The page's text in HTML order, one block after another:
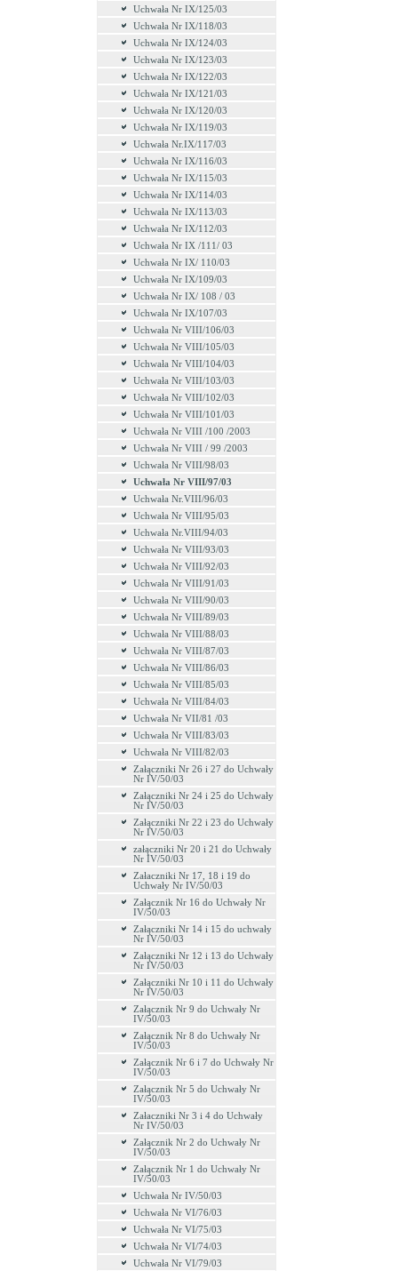
Uchwała Nr IX/125/03
Uchwała Nr IX/118/03
Uchwała Nr IX/124/03
Uchwała Nr IX/123/03
Uchwała Nr IX/122/03
Uchwała Nr IX/121/03
Uchwała Nr IX/120/03
Uchwała Nr IX/119/03
Uchwała Nr.IX/117/03
Uchwała Nr IX/116/03
Uchwała Nr IX/115/03
Uchwała Nr IX/114/03
Uchwała Nr IX/113/03
Uchwała Nr IX/112/03
Uchwała Nr IX /111/ 03
Uchwała Nr IX/ 110/03
Uchwała Nr IX/109/03
Uchwała Nr IX/ 108 / 03
Uchwała Nr IX/107/03
Uchwała Nr VIII/106/03
Uchwała Nr VIII/105/03
Uchwała Nr VIII/104/03
Uchwała Nr VIII/103/03
Uchwała Nr VIII/102/03
Uchwała Nr VIII/101/03
Uchwała Nr VIII /100 /2003
Uchwała Nr VIII / 99 /2003
Uchwała Nr VIII/98/03
Uchwała Nr VIII/97/03
Uchwała Nr.VIII/96/03
Uchwała Nr VIII/95/03
Uchwała Nr.VIII/94/03
Uchwała Nr VIII/93/03
Uchwała Nr VIII/92/03
Uchwała Nr VIII/91/03
Uchwała Nr VIII/90/03
Uchwała Nr VIII/89/03
Uchwała Nr VIII/88/03
Uchwała Nr VIII/87/03
Uchwała Nr VIII/86/03
Uchwała Nr VIII/85/03
Uchwała Nr VIII/84/03
Uchwała Nr VII/81 /03
Uchwała Nr VIII/83/03
Uchwała Nr VIII/82/03
Załączniki Nr 26 i 27 do Uchwały
Nr IV/50/03
Załączniki Nr 24 i 25 do Uchwały
Nr IV/50/03
Załączniki Nr 22 i 23 do Uchwały
Nr IV/50/03
załączniki Nr 20 i 21 do Uchwały
Nr IV/50/03
Załaczniki Nr 17, 18 i 19 do
Uchwały Nr IV/50/03
Załącznik Nr 16 do Uchwały Nr
IV/50/03
Załączniki Nr 14 i 15 do uchwały
Nr IV/50/03
Załączniki Nr 12 i 13 do Uchwały
Nr IV/50/03
Załączniki Nr 10 i 11 do Uchwały
Nr IV/50/03
Załącznik Nr 9 do Uchwały Nr
IV/50/03
Załącznik Nr 8 do Uchwały Nr
IV/50/03
Załącznik Nr 6 i 7 do Uchwały Nr
IV/50/03
Załącznik Nr 5 do Uchwały Nr
IV/50/03
Załaczniki Nr 3 i 4 do Uchwały
Nr IV/50/03
Załącznik Nr 2 do Uchwały Nr
IV/50/03
Załącznik Nr 1 do Uchwały Nr
IV/50/03
Uchwała Nr IV/50/03
Uchwała Nr VI/76/03
Uchwała Nr VI/75/03
Uchwała Nr VI/74/03
Uchwała Nr VI/79/03